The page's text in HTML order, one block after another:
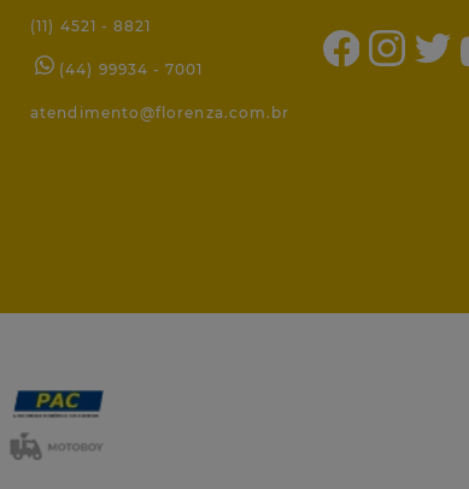
(11) 4521 - 8821
(44) 99934 - 7001
atendimento@florenza.com.br